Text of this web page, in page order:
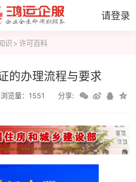
请登录
识 许可百科
的办理流程与要求
浏览量：1551 分享: